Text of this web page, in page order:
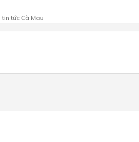
tin tức Cà Mau